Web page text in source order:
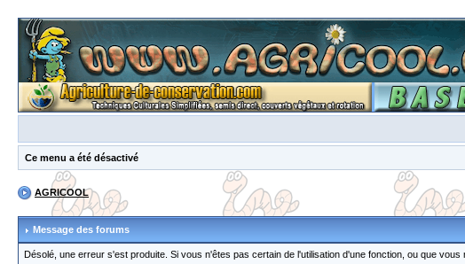
Ce menu a été désactivé
AGRICOOL
Message des forums
Désolé, une erreur s'est produite. Si vous n'êtes pas certain de l'utilisation d'une fonction, ou que